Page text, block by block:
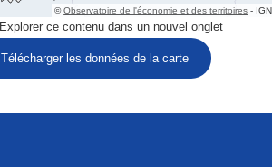
Télécharger les données de la carte